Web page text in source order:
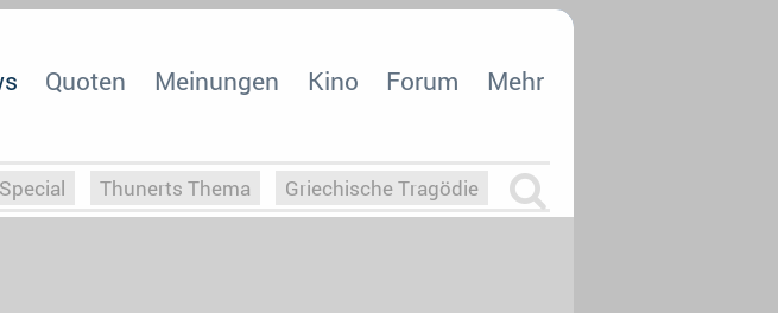
Quoten Meinungen Kino Forum Mehr
Thunerts Thema Griechische Tragödie